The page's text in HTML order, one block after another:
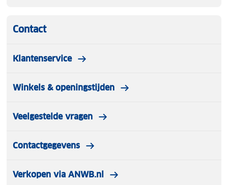
Contact
Klantenservice
Winkels & openingstijden
Veelgestelde vragen
Contactgegevens
Verkopen via ANWB.nl